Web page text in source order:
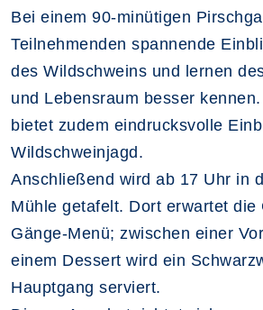
Bei einem 90-minütigen
Teilnehmenden spannende
des Wildschweins und lernen
und Lebensraum besser
bietet zudem eindrucksvolle
Wildschweinjagd.
Anschließend wird ab 17 Uhr in
Mühle getafelt. Dort erwartet die
Gänge-Menü; zwischen einer
einem Dessert wird ein
Hauptgang serviert.